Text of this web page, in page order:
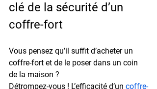
clé de la sécurité d’un
coffre-fort
Vous pensez qu’il suffit d’acheter un
coffre-fort et de le poser dans un coin
de la maison ?
Détrompez-vous ! L’efficacité d’un coffre-